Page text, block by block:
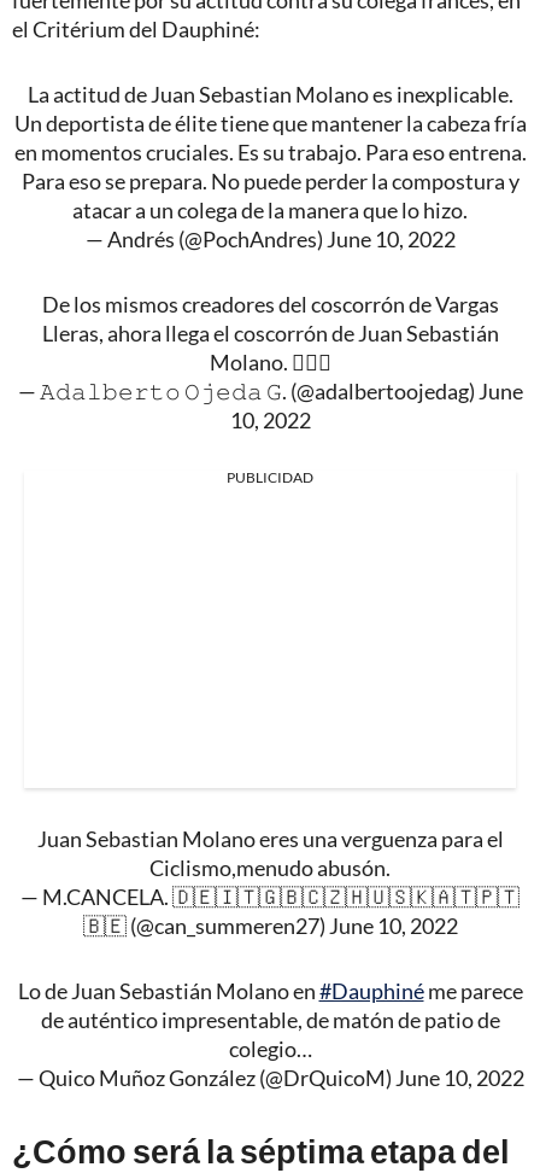
el Critérium del Dauphiné:
La actitud de Juan Sebastian Molano es inexplicable.
Un deportista de élite tiene que mantener la cabeza fría
en momentos cruciales. Es su trabajo. Para eso entrena.
Para eso se prepara. No puede perder la compostura y
atacar a un colega de la manera que lo hizo.
— Andrés (@PochAndres) June 10, 2022
De los mismos creadores del coscorrón de Vargas
Lleras, ahora llega el coscorrón de Juan Sebastián
Molano. 🚴🏼‍♂️
— 𝙰𝚍𝚊𝚕𝚋𝚎𝚛𝚝𝚘 𝙾𝚓𝚎𝚍𝚊 𝙶. (@adalbertoojedag) June
10, 2022
PUBLICIDAD
Juan Sebastian Molano eres una verguenza para el
Ciclismo,menudo abusón.
— M.CANCELA. 🇩🇪🇮🇹🇬🇧🇨🇿🇭🇺🇸🇰🇦🇹🇵🇹
🇧🇪 (@can_summeren27) June 10, 2022
Lo de Juan Sebastián Molano en#Dauphinéme parece
de auténtico impresentable, de matón de patio de
colegio…
— Quico Muñoz González (@DrQuicoM) June 10, 2022
¿Cómo será la séptima etapa del